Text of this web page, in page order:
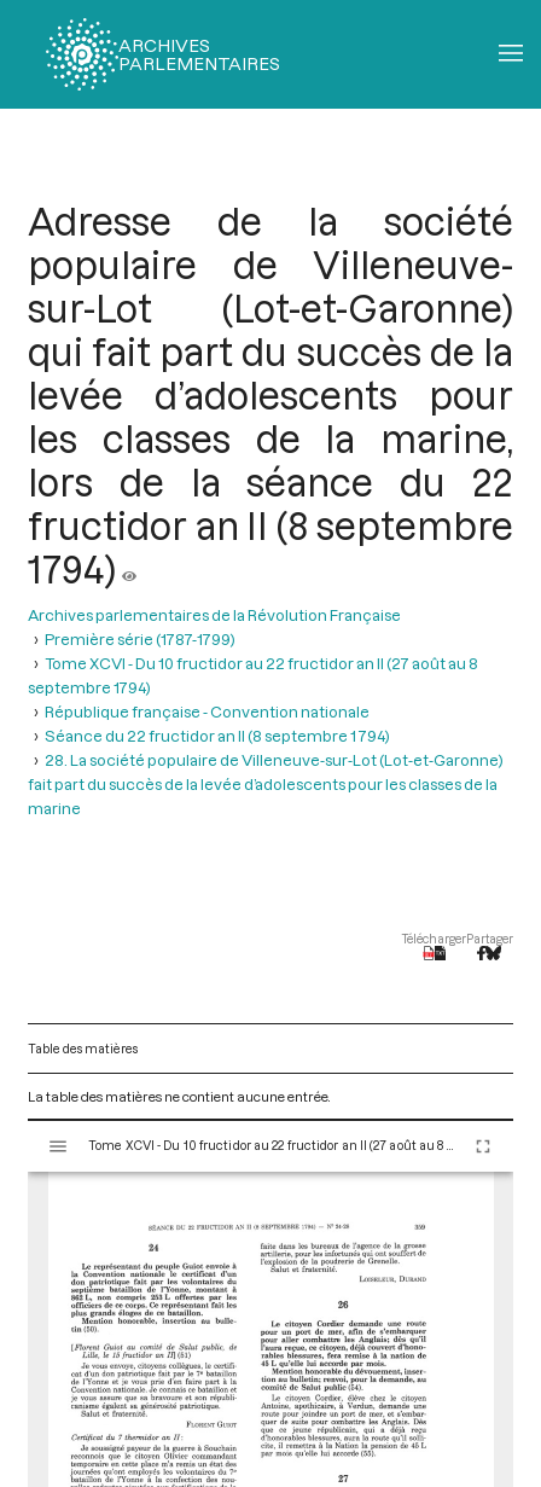
ARCHIVES
PARLEMENTAIRES
Adresse de la société
populaire de Villeneuve-
sur-Lot (Lot-et-Garonne)
qui fait part du succès de la
levée d’adolescents pour
les classes de la marine,
lors de la séance du 22
fructidor an II (8 septembre
1794)
Archives parlementaires de la Révolution Française
Première série (1787-1799)
Tome XCVI - Du 10 fructidor au 22 fructidor an II (27 août au 8
septembre 1794)
République française - Convention nationale
Séance du 22 fructidor an II (8 septembre 1 794)
28. La société populaire de Villeneuve-sur-Lot (Lot-et-Garonne)
fait part du succès de la levée d’adolescents pour les classes de la
marine
TéléchargerPartager
Table des matières
La table des matières ne contient aucune entrée.
s